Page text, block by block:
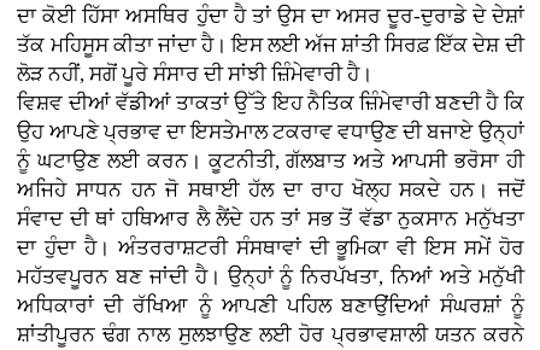
ਦਾ ਕੋਈ ਹਿੱਸਾ ਅਸਥਿਰ ਹੁੰਦਾ ਹੈ ਤਾਂ ਉਸ ਦਾ ਅਸਰ ਦੂਰ-ਦੁਰਾਡੇ ਦੇ ਦੇਸ਼ਾਂ
ਤੱਕ ਮਹਿਸੂਸ ਕੀਤਾ ਜਾਂਦਾ ਹੈ। ਇਸ ਲਈ ਅੱਜ ਸ਼ਾਂਤੀ ਸਿਰਫ਼ ਇੱਕ ਦੇਸ਼ ਦੀ
ਲੋੜ ਨਹੀਂ, ਸਗੋਂ ਪੂਰੇ ਸੰਸਾਰ ਦੀ ਸਾਂਝੀ ਜ਼ਿੰਮੇਵਾਰੀ ਹੈ।
ਵਿਸ਼ਵ ਦੀਆਂ ਵੱਡੀਆਂ ਤਾਕਤਾਂ ਉੱਤੇ ਇਹ ਨੈਤਿਕ ਜ਼ਿੰਮੇਵਾਰੀ ਬਣਦੀ ਹੈ ਕਿ
ਉਹ ਆਪਣੇ ਪ੍ਰਭਾਵ ਦਾ ਇਸਤੇਮਾਲ ਟਕਰਾਵ ਵਧਾਉਣ ਦੀ ਬਜਾਏ ਉਨ੍ਹਾਂ
ਨੂੰ ਘਟਾਉਣ ਲਈ ਕਰਨ। ਕੂਟਨੀਤੀ, ਗੱਲਬਾਤ ਅਤੇ ਆਪਸੀ ਭਰੋਸਾ ਹੀ
ਅਜਿਹੇ ਸਾਧਨ ਹਨ ਜੋ ਸਥਾਈ ਹੱਲ ਦਾ ਰਾਹ ਖੋਲ੍ਹ ਸਕਦੇ ਹਨ। ਜਦੋਂ
ਸੰਵਾਦ ਦੀ ਥਾਂ ਹਥਿਆਰ ਲੈ ਲੈਂਦੇ ਹਨ ਤਾਂ ਸਭ ਤੋਂ ਵੱਡਾ ਨੁਕਸਾਨ ਮਨੁੱਖਤਾ
ਦਾ ਹੁੰਦਾ ਹੈ। ਅੰਤਰਰਾਸ਼ਟਰੀ ਸੰਸਥਾਵਾਂ ਦੀ ਭੂਮਿਕਾ ਵੀ ਇਸ ਸਮੇਂ ਹੋਰ
ਮਹੱਤਵਪੂਰਨ ਬਣ ਜਾਂਦੀ ਹੈ। ਉਨ੍ਹਾਂ ਨੂੰ ਨਿਰਪੱਖਤਾ, ਨਿਆਂ ਅਤੇ ਮਨੁੱਖੀ
ਅਧਿਕਾਰਾਂ ਦੀ ਰੱਖਿਆ ਨੂੰ ਆਪਣੀ ਪਹਿਲ ਬਣਾਉਂਦਿਆਂ ਸੰਘਰਸ਼ਾਂ ਨੂੰ
ਸ਼ਾਂਤੀਪੂਰਨ ਢੰਗ ਨਾਲ ਸੁਲਝਾਉਣ ਲਈ ਹੋਰ ਪ੍ਰਭਾਵਸ਼ਾਲੀ ਯਤਨ ਕਰਨੇ